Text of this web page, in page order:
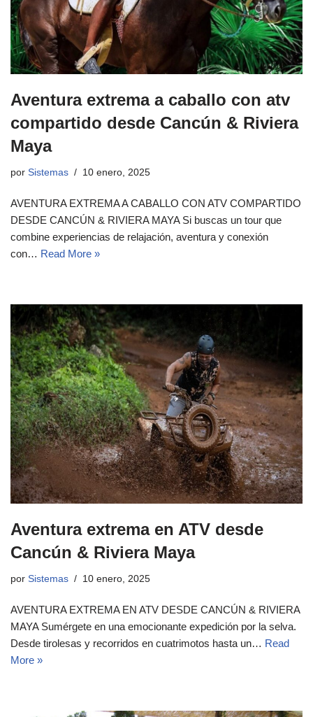
Aventura extrema a caballo con atv
compartido desde Cancún & Riviera
Maya
por Sistemas 10 enero, 2025
AVENTURA EXTREMA A CABALLO CON ATV COMPARTIDO
DESDE CANCÚN & RIVIERA MAYA Si buscas un tour que
combine experiencias de relajación, aventura y conexión
con… Read More »
Aventura extrema en ATV desde
Cancún & Riviera Maya
por Sistemas 10 enero, 2025
AVENTURA EXTREMA EN ATV DESDE CANCÚN & RIVIERA
MAYA Sumérgete en una emocionante expedición por la selva.
Desde tirolesas y recorridos en cuatrimotos hasta un… Read
More »